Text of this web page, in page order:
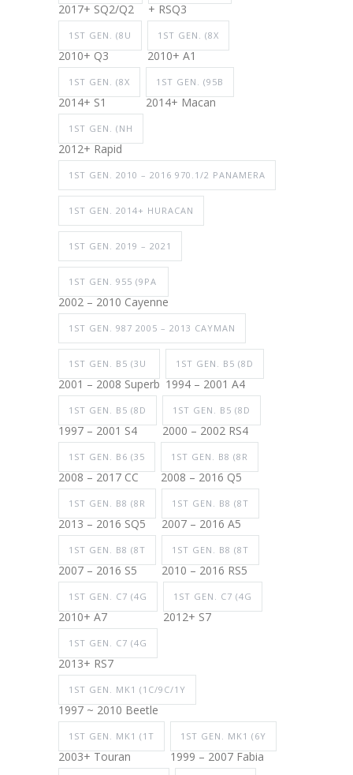
2017+ SQ2/Q2 + RSQ3
1ST GEN. (8U
2010+ Q3
1ST GEN. (8X
2010+ A1
1ST GEN. (8X
2014+ S1
1ST GEN. (95B
2014+ Macan
1ST GEN. (NH
2012+ Rapid
1ST GEN. 2010 – 2016 970.1/2 PANAMERA
1ST GEN. 2014+ HURACAN
1ST GEN. 2019 – 2021
1ST GEN. 955 (9PA
2002 – 2010 Cayenne
1ST GEN. 987 2005 – 2013 CAYMAN
1ST GEN. B5 (3U
2001 – 2008 Superb
1ST GEN. B5 (8D
1994 – 2001 A4
1ST GEN. B5 (8D
1997 – 2001 S4
1ST GEN. B5 (8D
2000 – 2002 RS4
1ST GEN. B6 (35
2008 – 2017 CC
1ST GEN. B8 (8R
2008 – 2016 Q5
1ST GEN. B8 (8R
2013 – 2016 SQ5
1ST GEN. B8 (8T
2007 – 2016 A5
1ST GEN. B8 (8T
2007 – 2016 S5
1ST GEN. B8 (8T
2010 – 2016 RS5
1ST GEN. C7 (4G
2010+ A7
1ST GEN. C7 (4G
2012+ S7
1ST GEN. C7 (4G
2013+ RS7
1ST GEN. MK1 (1C/9C/1Y
1997 ~ 2010 Beetle
1ST GEN. MK1 (1T
2003+ Touran
1ST GEN. MK1 (6Y
1999 – 2007 Fabia